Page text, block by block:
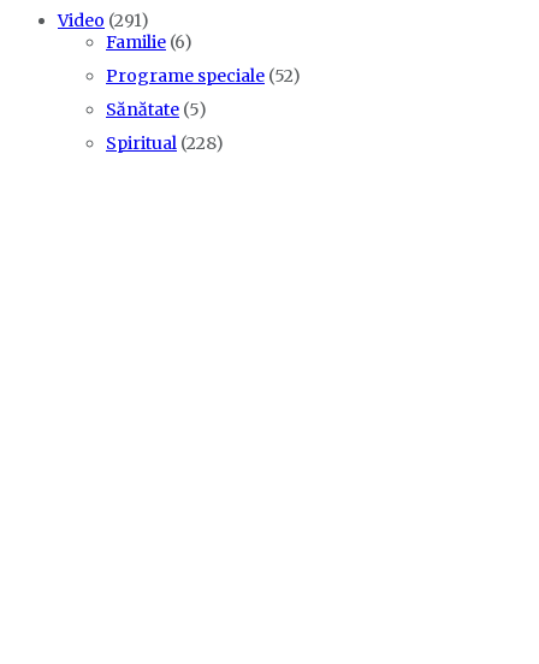
Video (291)
Familie (6)
Programe speciale (52)
Sănătate (5)
Spiritual (228)